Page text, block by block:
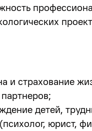
и страхование
детей,
юрист,